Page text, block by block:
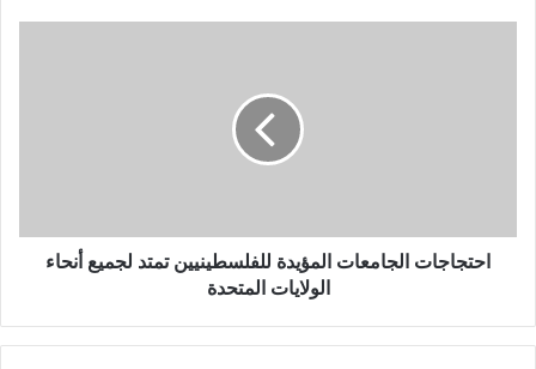
احتجاجات الجامعات المؤيدة للفلسطينيين تمتد لجميع أنحاء
الولايات المتحدة